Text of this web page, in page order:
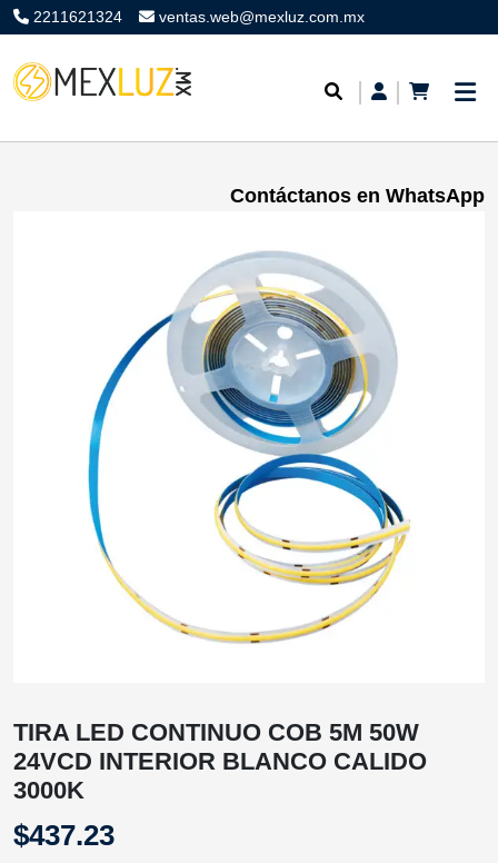
2211621324 ventas.web@mexluz.com.mx
Contáctanos en WhatsApp
TIRA LED CONTINUO COB 5M 50W
24VCD INTERIOR BLANCO CALIDO
3000K
$437.23